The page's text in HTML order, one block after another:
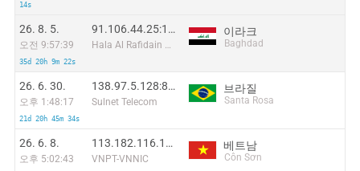
14s
26. 8. 5.
오전 9:57:39
35d 20h 9m 22s
91.106.44.25:15180
Hala Al Rafidain Company for Communications and Internet LTD.
이라크
Baghdad
26. 6. 30.
오후 1:48:17
21d 20h 45m 34s
138.97.5.128:8570
Sulnet Telecom
브라질
Santa Rosa
26. 6. 8.
오후 5:02:43
113.182.116.102:55630
VNPT-VNNIC
베트남
Côn Sơn